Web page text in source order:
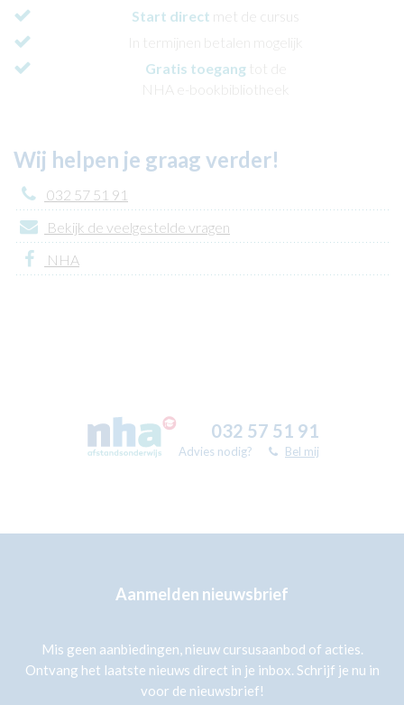
Start direct met de cursus
In termijnen betalen mogelijk
Gratis toegangtot de
NHA e-bookbibliotheek
Wij helpen je graag verder!
032 57 51 91
Bekijk de veelgestelde vragen
NHA
032 57 51 91
Advies nodig? Bel mij
Aanmelden nieuwsbrief
Mis geen aanbiedingen, nieuw cursusaanbod of acties.
Ontvang het laatste nieuws direct in je inbox. Schrijf je nu in
voor de nieuwsbrief!